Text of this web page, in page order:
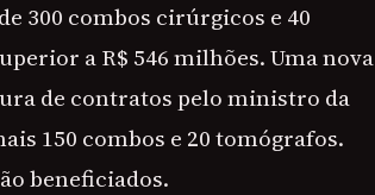
300 combos cirúrgicos e 40
a R$ 546 milhões. Uma nova
de contratos pelo ministro da
150 combos e 20 tomógrafos.
beneficiados.